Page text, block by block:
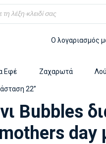
Ο λογαριασμός
Εφέ Ζαχαρωτά
22”
Bubbles
day